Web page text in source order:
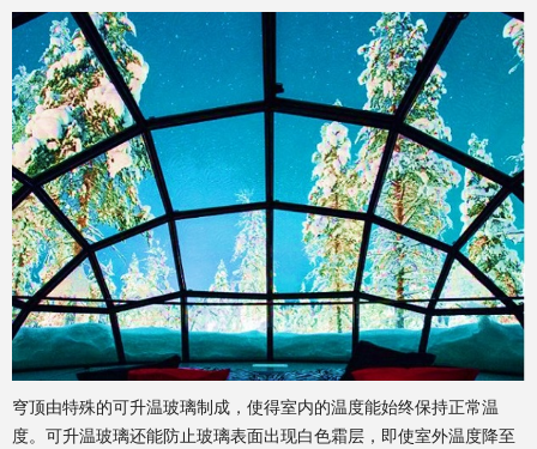
穹顶由特殊的可升温玻璃制成，使得室内的温度能始终保持正常温
度。可升温玻璃还能防止玻璃表面出现白色霜层，即使室外温度降至